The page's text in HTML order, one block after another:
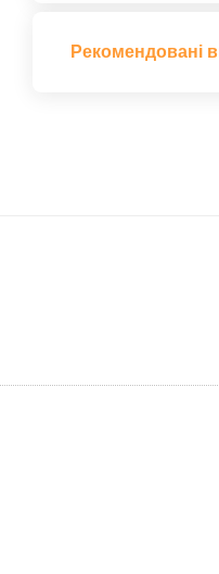
Рекомендовані